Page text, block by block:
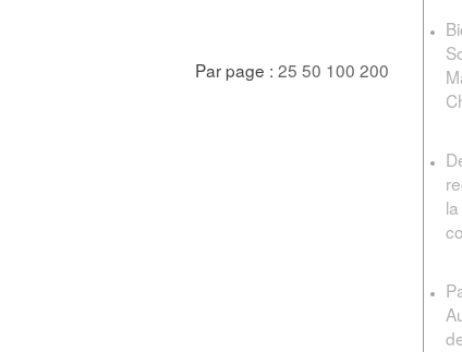
Par page : 25 50 100 200